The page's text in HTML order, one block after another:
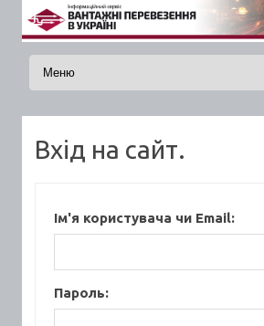
Skip to content
Вхід на сайт.
Ім'я користувача чи Email:
Пароль: